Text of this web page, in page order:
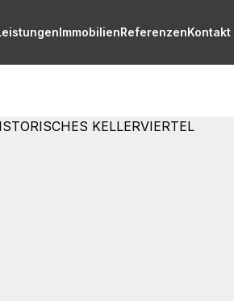
ImmobilienReferenzenKontakt